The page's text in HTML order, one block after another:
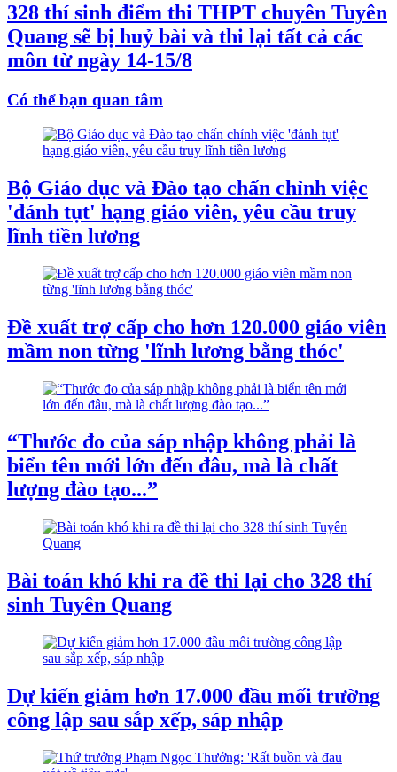
328 thí sinh điểm thi THPT chuyên Tuyên
Quang sẽ bị huỷ bài và thi lại tất cả các
môn từ ngày 14-15/8
Có thể bạn quan tâm
Bộ Giáo dục và Đào tạo chấn chỉnh việc
'đánh tụt' hạng giáo viên, yêu cầu truy
lĩnh tiền lương
Đề xuất trợ cấp cho hơn 120.000 giáo viên
mầm non từng 'lĩnh lương bằng thóc'
“Thước đo của sáp nhập không phải là
biển tên mới lớn đến đâu, mà là chất
lượng đào tạo...”
Bài toán khó khi ra đề thi lại cho 328 thí
sinh Tuyên Quang
Dự kiến giảm hơn 17.000 đầu mối trường
công lập sau sắp xếp, sáp nhập